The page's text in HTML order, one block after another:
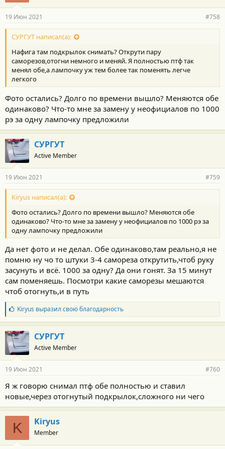
19 Июн 2021 #758
СУРГУТ написал(а):
Нафига там подкрылок снимать? Открути пару
саморезов,отогни немного и меняй. Я полностью птф так
менял обе,а лампочку уж тем более так поменять легче
легкого
Фото остались? Долго по времени вышло? Меняются обе
одинаково? Что-то мне за замену у неофициалов по 1000
рэ за одну лампочку предложили
СУРГУТ
Active Member
19 Июн 2021 #759
Kiryus написал(а):
Фото остались? Долго по времени вышло? Меняются обе
одинаково? Что-то мне за замену у неофициалов по 1000 рэ за
одну лампочку предложили
Да нет фото и не делал. Обе одинаково,там реально,я не
помню ну чо то штуки 3-4 самореза открутить,чтоб руку
засунуть и всё. 1000 за одну? Да они гонят. За 15 минут
сам поменяешь. Посмотри какие саморезы мешаются
чтоб отогнуть,и в путь
Б
л
а
г
о
д
а
н
с
т
и
:
Kiryus выразил свою благодарность
СУРГУТ
Active Member
19 Июн 2021 #760
Я ж говорю снимал птф обе полностью и ставил
новые,через отогнутый подкрылок,сложного ни чего
K Kiryus
Member